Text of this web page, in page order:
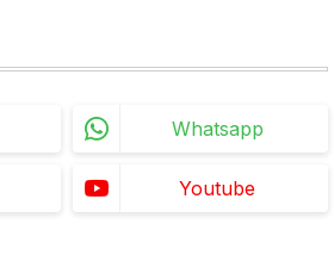
Whatsapp
Youtube